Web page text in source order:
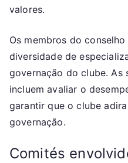
valores.
Os membros do
diversidade de
governação do clube. As
incluem avaliar o
garantir que o clube
governação.
Comités